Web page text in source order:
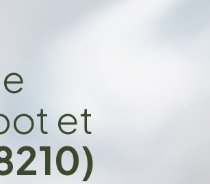
et